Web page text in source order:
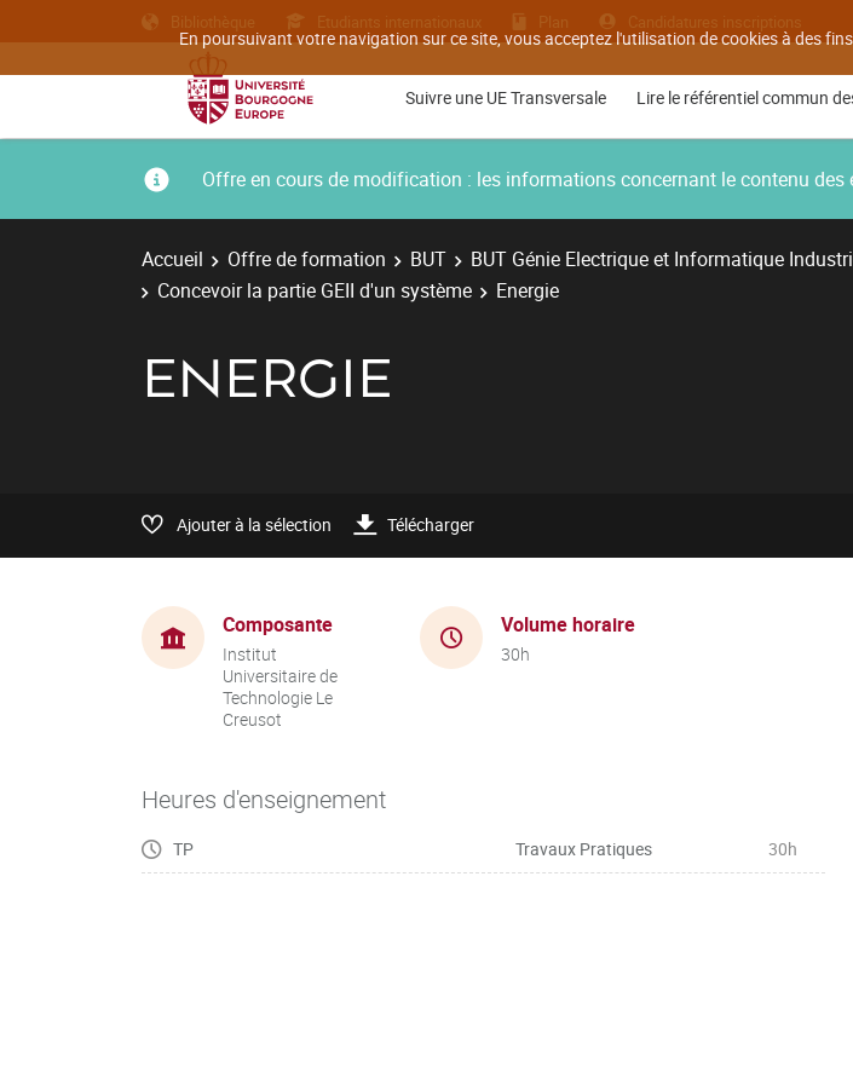
En poursuivant votre navigation sur ce site, vous acceptez l'utilisation de cookies à des
Bibliothèque Etudiants internationaux Plan Candidatures inscriptions
Suivre une UE Transversale Lire le référentiel commun
Offre en cours de modification : les informations concernant le contenu des
Accueil Offre de formation BUT BUT Génie Electrique et Informatique
Concevoir la partie GEII d'un système
Energie
ENERGIE
Ajouter à la sélection Télécharger
Composante
Institut
Universitaire de
Technologie Le
Creusot
Volume horaire
30h
Heures d'enseignement
TP Travaux Pratiques 30h